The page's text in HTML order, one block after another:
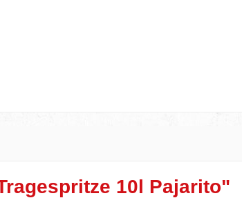
10l Pajarito"